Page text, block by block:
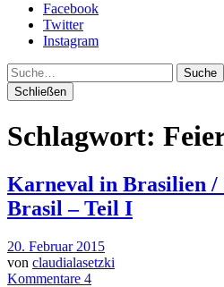
Facebook
Twitter
Instagram
Suche
Schließen
Schlagwort:
Karneval in Brasilien /
Brasil – Teil I
20. Februar 2015
von claudialasetzki
Kommentare 4